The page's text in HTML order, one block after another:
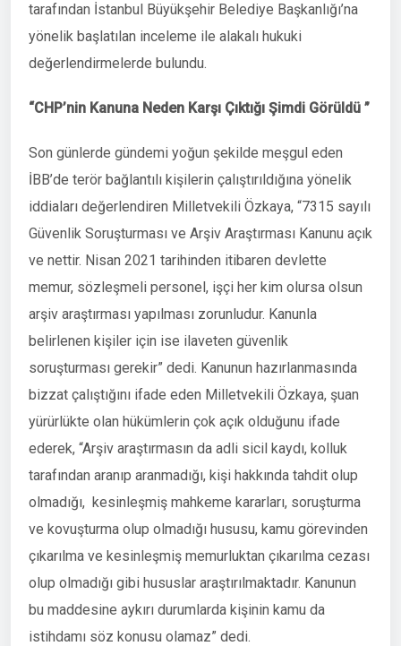
tarafından İstanbul Büyükşehir Belediye Başkanlığı’na
yönelik başlatılan inceleme ile alakalı hukuki
değerlendirmelerde bulundu.
“CHP’nin Kanuna Neden Karşı Çıktığı Şimdi Görüldü ”
Son günlerde gündemi yoğun şekilde meşgul eden
İBB’de terör bağlantılı kişilerin çalıştırıldığına yönelik
iddiaları değerlendiren Milletvekili Özkaya, “7315 sayılı
Güvenlik Soruşturması ve Arşiv Araştırması Kanunu açık
ve nettir. Nisan 2021 tarihinden itibaren devlette
memur, sözleşmeli personel, işçi her kim olursa olsun
arşiv araştırması yapılması zorunludur. Kanunla
belirlenen kişiler için ise ilaveten güvenlik
soruşturması gerekir” dedi. Kanunun hazırlanmasında
bizzat çalıştığını ifade eden Milletvekili Özkaya, şuan
yürürlükte olan hükümlerin çok açık olduğunu ifade
ederek, “Arşiv araştırmasın da adli sicil kaydı, kolluk
tarafından aranıp aranmadığı, kişi hakkında tahdit olup
olmadığı, kesinleşmiş mahkeme kararları, soruşturma
ve kovuşturma olup olmadığı hususu, kamu görevinden
çıkarılma ve kesinleşmiş memurluktan çıkarılma cezası
olup olmadığı gibi hususlar araştırılmaktadır. Kanunun
bu maddesine aykırı durumlarda kişinin kamu da
istihdamı söz konusu olamaz” dedi.